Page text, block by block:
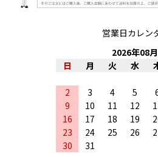
営業日カレン
2026年08月
日
月 火 水
2
3 4 5
9
10 11 12
16
17 18 19
23
24 25 26
30
31